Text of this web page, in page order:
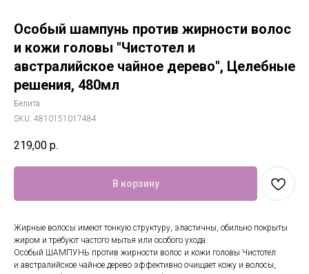
Особый шампунь против жирности волос
и кожи головы "Чистотел и
австралийское чайное дерево", Целебные
решения, 480мл
Белита
SKU: 4810151017484
219,00 р.
В корзину
Жирные волосы имеют тонкую структуру, эластичны, обильно покрыты
жиром и требуют частого мытья или особого ухода.
Особый ШАМПУНЬ против жирности волос и кожи головы Чистотел
и австралийское чайное дерево эффективно очищает кожу и волосы,